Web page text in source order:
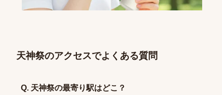
天神祭のアクセスでよくある質問
Q. 天神祭の最寄り駅はどこ？